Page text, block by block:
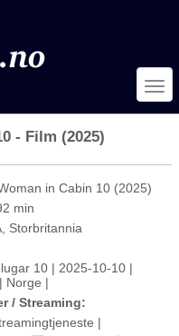
- Film (2025)
in Cabin 10 (2025)
min
Storbritannia
10 | 2025-10-10 |
Norge |
/ Streaming:
|